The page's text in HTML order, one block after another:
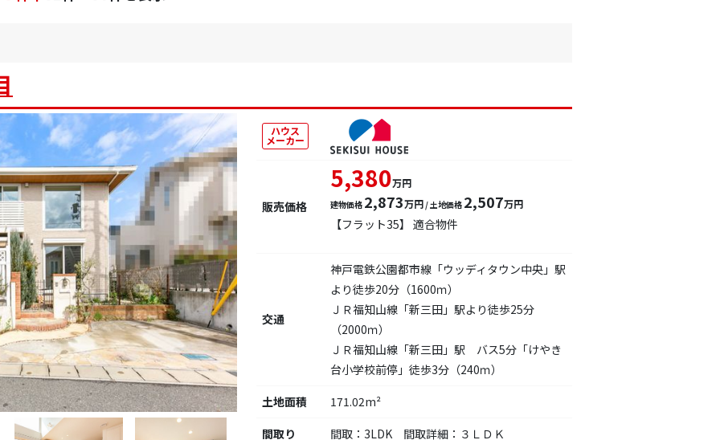
ハウス
メーカー
販売価格
5,380万円
建物価格 2,873万円 / 土地価格 2,507万円
【フラット35】 適合物件
交通
神戸電鉄公園都市線「ウッディタウン中央」駅
より徒歩20分（1600ｍ）
ＪＲ福知山線「新三田」駅より徒歩25分
（2000ｍ）
ＪＲ福知山線「新三田」駅 バス5分「けやき
台小学校前停」徒歩3分（240ｍ）
土地面積
171.02m²
間取り
間取：3LDK 間取詳細：３ＬＤＫ